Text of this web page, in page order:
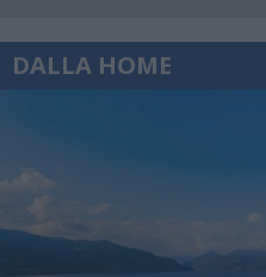
DALLA HOME